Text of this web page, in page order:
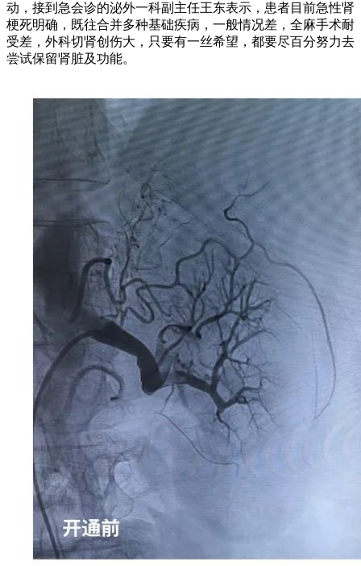
动，接到急会诊的泌外一科副主任王东表示，患者目前急性肾
梗死明确，既往合并多种基础疾病，一般情况差，全麻手术耐
受差，外科切肾创伤大，只要有一丝希望，都要尽百分努力去
尝试保留肾脏及功能。